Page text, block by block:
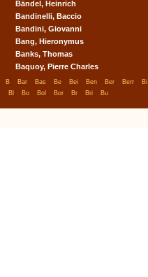
Bändel, Heinrich
Bandinelli, Baccio
Bandini, Giovanni
Bang, Hieronymus
Banks, Thomas
Baquoy, Pierre Charles
B Bar Bas Be Bei Ben Ber Berr Bi
Bl Bo Bol Bor Br Bri Bu